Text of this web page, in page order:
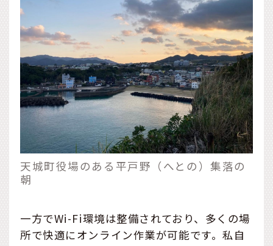
天城町役場のある平戸野（へとの）集落の
朝
一方でWi-Fi環境は整備されており、多くの場
所で快適にオンライン作業が可能です。私自